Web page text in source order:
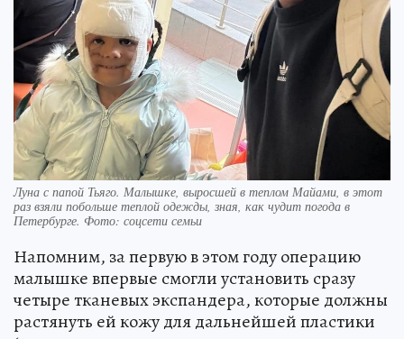
Луна с папой Тьяго. Малышке, выросшей в теплом Майами, в этот
раз взяли побольше теплой одежды, зная, как чудит погода в
Петербурге. Фото: соцсети семьи
Напомним, за первую в этом году операцию
малышке впервые смогли установить сразу
четыре тканевых экспандера, которые должны
растянуть ей кожу для дальнейшей пластики